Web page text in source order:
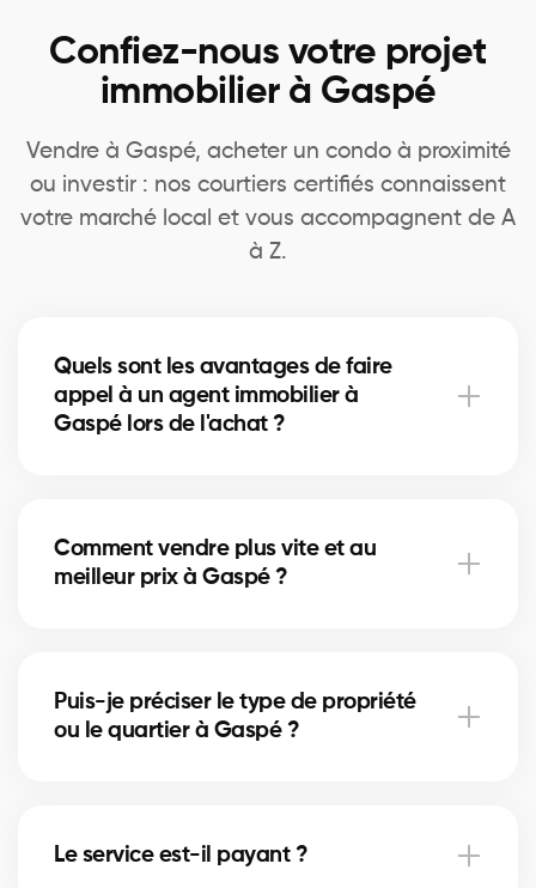
Confiez-nous votre projet
immobilier à Gaspé
Vendre à Gaspé, acheter un condo à proximité
ou investir : nos courtiers certifiés connaissent
votre marché local et vous accompagnent de A
à Z.
Quels sont les avantages de faire
appel à un agent immobilier à
Gaspé lors de l'achat ?
Comment vendre plus vite et au
meilleur prix à Gaspé ?
certifié.Puis-je préciser le type de propriété
ou le quartier à Gaspé ?
appairage.
Le service est-il payant ?